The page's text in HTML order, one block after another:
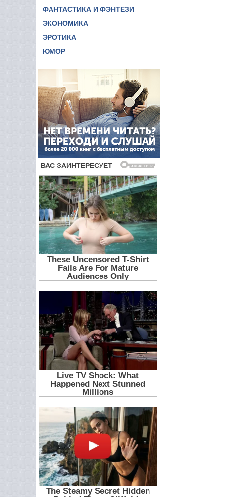
ФАНТАСТИКА И ФЭНТЕЗИ
ЭКОНОМИКА
ЭРОТИКА
ЮМОР